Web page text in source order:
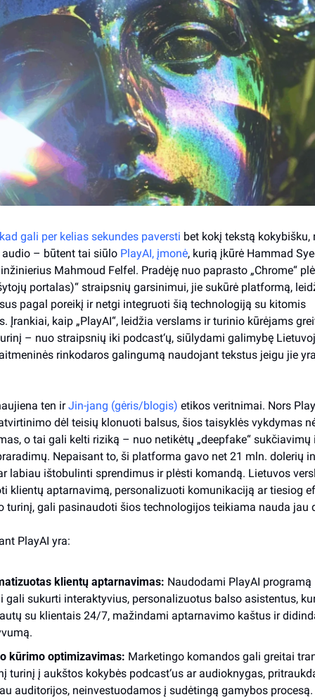
gali per kelias sekundes paversti bet kokį tekstą kokybišku,
– būtent tai siūlo PlayAI, įmonė, kurią įkūrė Hammad
Mahmoud Felfel. Pradėję nuo paprasto „Chrome“
portalas)“ straipsnių garsinimui, jie sukūrė platformą,
pagal poreikį ir netgi integruoti šią technologiją su kitomis
Įrankiai, kaip „PlayAI“, leidžia verslams ir turinio kūrėjams
– nuo straipsnių iki podcast‘ų, siūlydami galimybę
rinkodaros galingumą naudojant tekstus jeigu jie
ten ir Jin-jang (gėris/blogis) etikos veritnimai. Nors
dėl teisių klonuoti balsus, šios taisyklės vykdymas
o tai gali kelti riziką – nuo netikėtų „deepfake“ sukčiavimų
Nepaisant to, ši platforma gavo net 21 mln. dolerių
labiau ištobulinti sprendimus ir plėsti komandą. Lietuvos
klientų aptarnavimą, personalizuoti komunikaciją ar tiesiog
turinį, gali pasinaudoti šios technologijos teikiama nauda jau
PlayAI yra:
klientų aptarnavimas: Naudodami PlayAI programą
gali sukurti interaktyvius, personalizuotus balso asistentus,
su klientais 24/7, mažindami aptarnavimo kaštus ir
kūrimo optimizavimas: Marketingo komandos gali greitai
turinį į aukštos kokybės podcast‘us ar audioknygas,
auditorijos, neinvestuodamos į sudėtingą gamybos procesą.